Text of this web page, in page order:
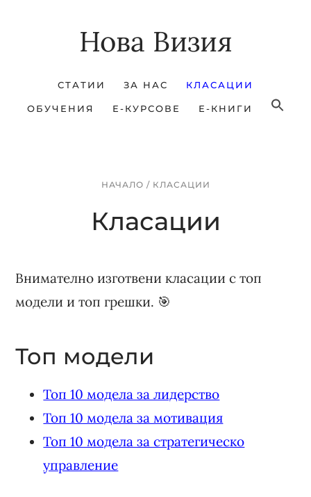
Нова Визия
СТАТИИ ЗА НАС КЛАСАЦИИ
ОБУЧЕНИЯ Е-КУРСОВЕ Е-КНИГИ
НАЧАЛО /КЛАСАЦИИ
Класации
Внимателно изготвени класации с топ
модели и топ грешки. 🎯
Топ модели
Топ 10 модела за лидерство
Топ 10 модела за мотивация
Топ 10 модела за стратегическо
управление